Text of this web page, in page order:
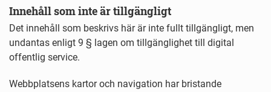
Innehåll som inte är tillgängligt
Det innehåll som beskrivs här är inte fullt tillgängligt, men
undantas enligt 9 § lagen om tillgänglighet till digital
offentlig service.
Webbplatsens kartor och navigation har bristande